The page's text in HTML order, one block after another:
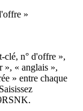
»
clé, n° d'offre »,
», « anglais »,
» entre chaque